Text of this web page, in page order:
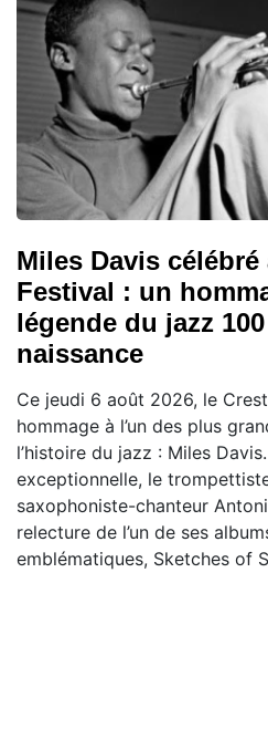
Miles Davis célébré
Festival : un
légende du jazz
naissance
Ce jeudi 6 août 2026, le
hommage à l’un des plus
l’histoire du jazz : Miles
exceptionnelle, le
saxophoniste-chanteur
relecture de l’un de ses
emblématiques, Sketches of